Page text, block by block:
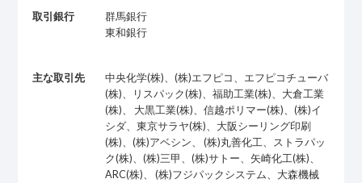
取引銀行
群馬銀行
東和銀行
主な取引先
中央化学(株)、(株)エフピコ、エフピコチューバ
(株)、リスパック(株)、福助工業(株)、大倉工業
(株)、 大黒工業(株)、信越ポリマー(株)、(株)イ
シダ、東京サラヤ(株)、大阪シーリング印刷
(株)、(株)アベシン、 (株)丸善化工、ストラパッ
ク(株)、(株)三甲、(株)サトー、矢崎化工(株)、
ARC(株)、 (株)フジパックシステム、大森機械